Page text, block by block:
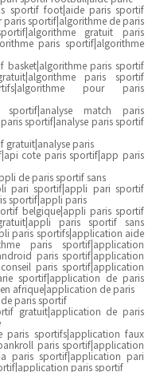
sportif foot|aide paris sportif
sportif|algorithme de paris
gratuit paris
paris sportif|algorithme
basket|algorithme paris sportif
paris sportif
pour paris
match paris
sportif|analyse paris sportif
gratuit|analyse paris
cote paris sportif|app paris
de paris sportif sans
pari sportif|appli pari sportif
sportif|appli paris
belgique|appli paris sportif
paris sportif sans
paris sportifs|application aide
paris sportif|application
paris sportif|application
paris sportif|application
sportif|application de paris
afrique|application de paris
paris sportif
gratuit|application de paris
paris sportifs|application faux
paris sportif|application
paris sportif|application pari
paris sportif